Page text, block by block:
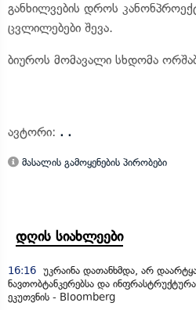
განხილვების დროს
ცვლილებები შევა.
ბიუროს მომავალი სხდომა
ავტორი: . .
მასალის გამოყენების პირობები
დღის სიახლეები
16:16 უკრაინა დათანხმდა, არ
ნავთობტანკერებსა და
ეკუთვნის - Bloomberg